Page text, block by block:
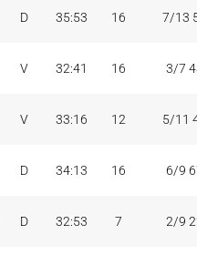
D 35:53 16 7/13
V 32:41 16 3/7
V 33:16 12 5/11
D 34:13 16 6/9
D 32:53 7 2/9